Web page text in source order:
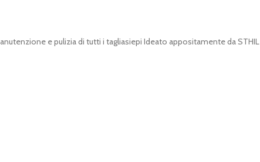
e pulizia di tutti i tagliasiepi Ideato appositamente da STHIL